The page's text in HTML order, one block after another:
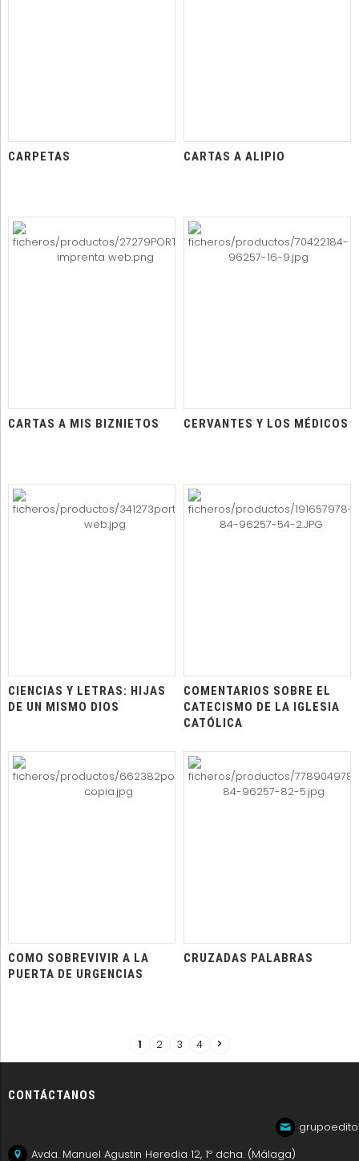
CARPETAS CARTAS A ALIPIO
CARTAS A MIS BIZNIETOS CERVANTES Y LOS MÉDICOS
CIENCIAS Y LETRAS: HIJAS
DE UN MISMO DIOS
COMENTARIOS SOBRE EL
CATECISMO DE LA IGLESIA
CATÓLICA
COMO SOBREVIVIR A LA
PUERTA DE URGENCIAS
CRUZADAS PALABRAS
1 2 3 4
CONTÁCTANOS
Avda. Manuel Agustin Heredia 12, 1º dcha. (Málaga)